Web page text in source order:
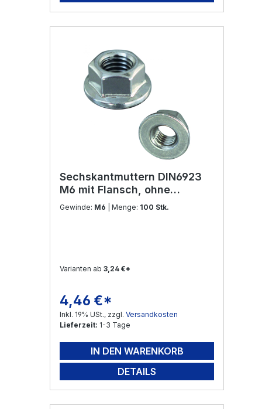
Sechskantmuttern DIN6923
M6 mit Flansch, ohne
Sperrverzahnung Edelstahl
Gewinde: M6 | Menge: 100 Stk.
Varianten ab 3,24 €*
Regulärer Preis:
4,46 €*
Inkl. 19% USt., zzgl. Versandkosten
Lieferzeit: 1-3 Tage
IN DEN WARENKORB
DETAILS